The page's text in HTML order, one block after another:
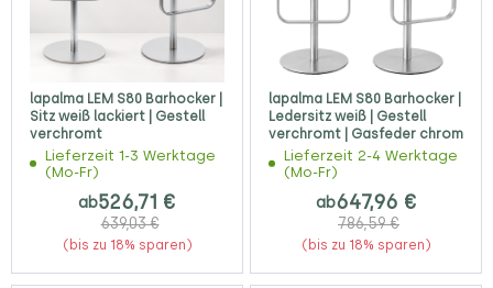
lapalma LEM S80 Barhocker |
Sitz weiß lackiert | Gestell
verchromt
Lieferzeit 1-3 Werktage
(Mo-Fr)
ab526,71 €
639,03 €
(bis zu 18% sparen)
lapalma LEM S80 Barhocker |
Ledersitz weiß | Gestell
verchromt | Gasfeder chrom
Lieferzeit 2-4 Werktage
(Mo-Fr)
ab647,96 €
786,59 €
(bis zu 18% sparen)